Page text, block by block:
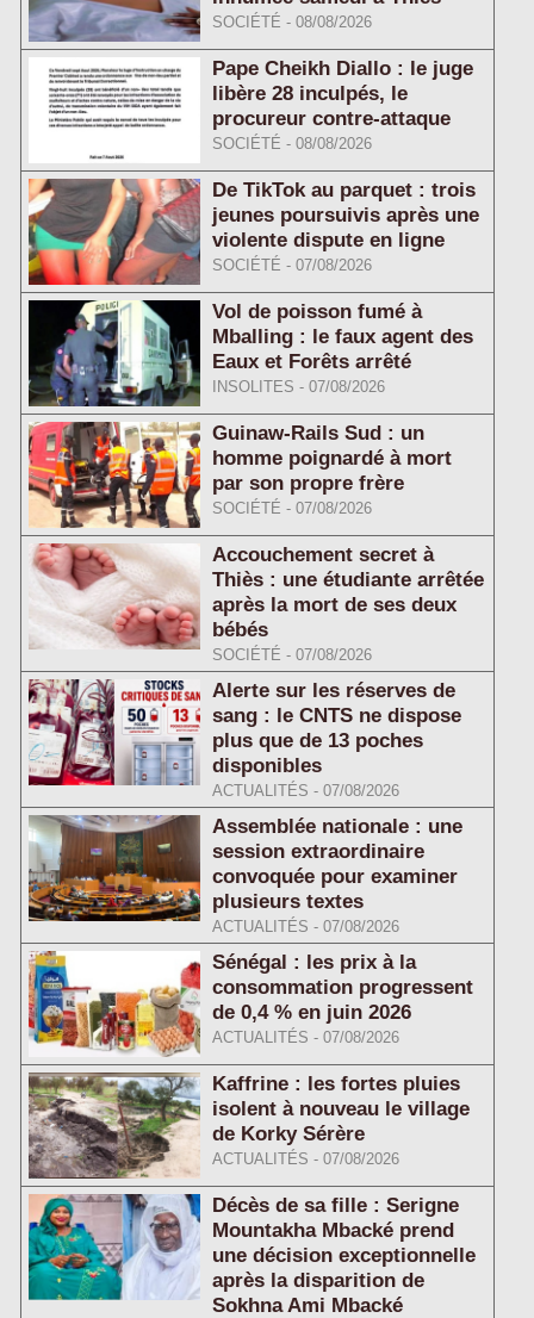
SOCIÉTÉ - 08/08/2026
Pape Cheikh Diallo : le juge
libère 28 inculpés, le
procureur contre-attaque
SOCIÉTÉ - 08/08/2026
De TikTok au parquet : trois
jeunes poursuivis après une
violente dispute en ligne
SOCIÉTÉ - 07/08/2026
Vol de poisson fumé à
Mballing : le faux agent des
Eaux et Forêts arrêté
INSOLITES - 07/08/2026
Guinaw-Rails Sud : un
homme poignardé à mort
par son propre frère
SOCIÉTÉ - 07/08/2026
Accouchement secret à
Thiès : une étudiante arrêtée
après la mort de ses deux
bébés
SOCIÉTÉ - 07/08/2026
Alerte sur les réserves de
sang : le CNTS ne dispose
plus que de 13 poches
disponibles
ACTUALITÉS - 07/08/2026
Assemblée nationale : une
session extraordinaire
convoquée pour examiner
plusieurs textes
ACTUALITÉS - 07/08/2026
Sénégal : les prix à la
consommation progressent
de 0,4 % en juin 2026
ACTUALITÉS - 07/08/2026
Kaffrine : les fortes pluies
isolent à nouveau le village
de Korky Sérère
ACTUALITÉS - 07/08/2026
Décès de sa fille : Serigne
Mountakha Mbacké prend
une décision exceptionnelle
après la disparition de
Sokhna Ami Mbacké